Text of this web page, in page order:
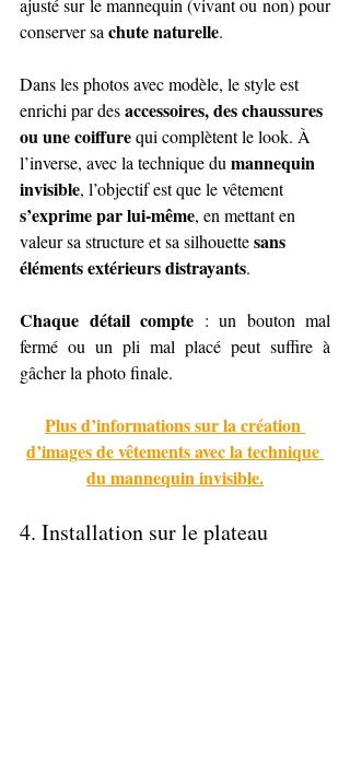
ajusté sur le mannequin (vivant ou non) pour
conserver sa chute naturelle.
Dans les photos avec modèle, le style est
enrichi par des accessoires, des chaussures
ou une coiffure qui complètent le look. À
l’inverse, avec la technique du mannequin
invisible, l’objectif est que le vêtement
s’exprime par lui-même, en mettant en
valeur sa structure et sa silhouette sans
éléments extérieurs distrayants.
Chaque détail compte : un bouton mal
fermé ou un pli mal placé peut suffire à
gâcher la photo finale.
Plus d’informations sur la création
d’images de vêtements avec la technique
du mannequin invisible.
4. Installation sur le plateau